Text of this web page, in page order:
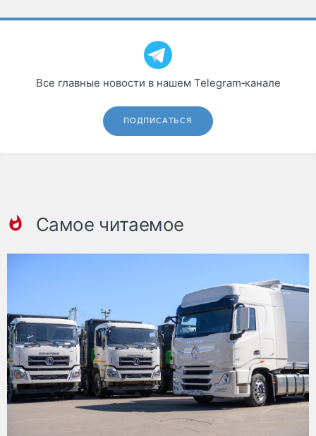
Все главные новости в нашем Telegram‑канале
ПОДПИСАТЬСЯ
Самое читаемое